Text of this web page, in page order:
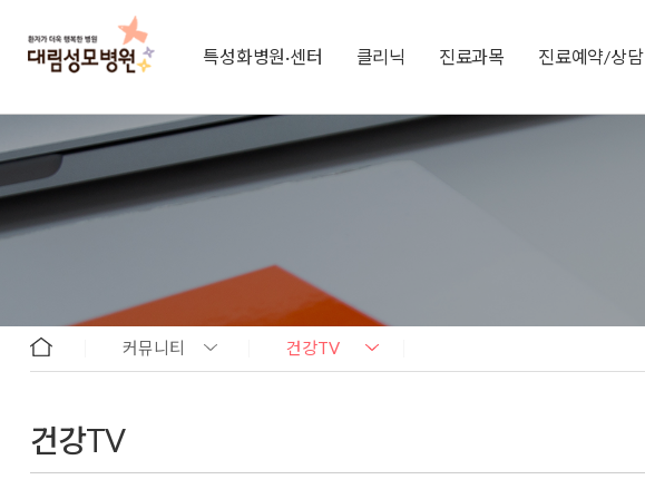
특성화병원·센터 클리닉 진료과목 진료예약/상담
커뮤니티 건강TV
건강TV